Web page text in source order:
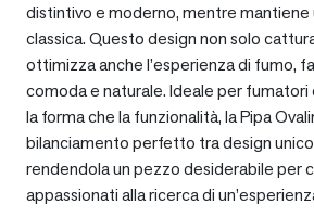
distintivo e moderno, mentre mantiene
classica. Questo design non solo
ottimizza anche l’esperienza di fumo,
comoda e naturale. Ideale per fumatori
la forma che la funzionalità, la Pipa
bilanciamento perfetto tra design
rendendola un pezzo desiderabile per
appassionati alla ricerca di